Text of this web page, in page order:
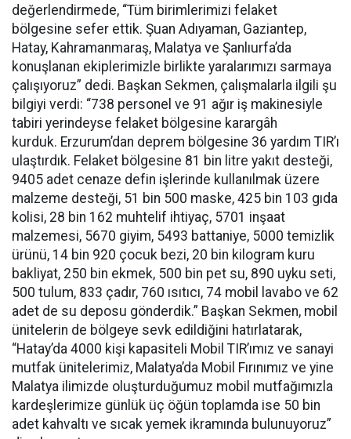
değerlendirmede, “Tüm birimlerimizi felaket
bölgesine sefer ettik. Şuan Adıyaman, Gaziantep,
Hatay, Kahramanmaraş, Malatya ve Şanlıurfa’da
konuşlanan ekiplerimizle birlikte yaralarımızı sarmaya
çalışıyoruz” dedi. Başkan Sekmen, çalışmalarla ilgili şu
bilgiyi verdi: “738 personel ve 91 ağır iş makinesiyle
tabiri yerindeyse felaket bölgesine karargâh
kurduk. Erzurum’dan deprem bölgesine 36 yardım TIR’ı
ulaştırdık. Felaket bölgesine 81 bin litre yakıt desteği,
9405 adet cenaze defin işlerinde kullanılmak üzere
malzeme desteği, 51 bin 500 maske, 425 bin 103 gıda
kolisi, 28 bin 162 muhtelif ihtiyaç, 5701 inşaat
malzemesi, 5670 giyim, 5493 battaniye, 5000 temizlik
ürünü, 14 bin 920 çocuk bezi, 20 bin kilogram kuru
bakliyat, 250 bin ekmek, 500 bin pet su, 890 uyku seti,
500 tulum, 833 çadır, 760 ısıtıcı, 74 mobil lavabo ve 62
adet de su deposu gönderdik.” Başkan Sekmen, mobil
ünitelerin de bölgeye sevk edildiğini hatırlatarak,
“Hatay’da 4000 kişi kapasiteli Mobil TIR’ımız ve sanayi
mutfak ünitelerimiz, Malatya’da Mobil Fırınımız ve yine
Malatya ilimizde oluşturduğumuz mobil mutfağımızla
kardeşlerimize günlük üç öğün toplamda ise 50 bin
adet kahvaltı ve sıcak yemek ikramında bulunuyoruz”